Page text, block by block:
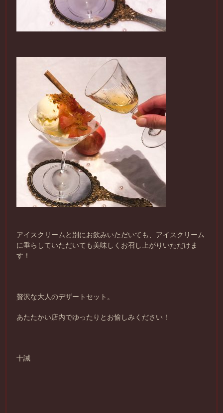
アイスクリームと別にお飲みいただいても、アイスクリーム
に垂らしていただいても美味しくお召し上がりいただけま
す！
贅沢な大人のデザートセット。
あたたかい店内でゆったりとお愉しみください！
十誡